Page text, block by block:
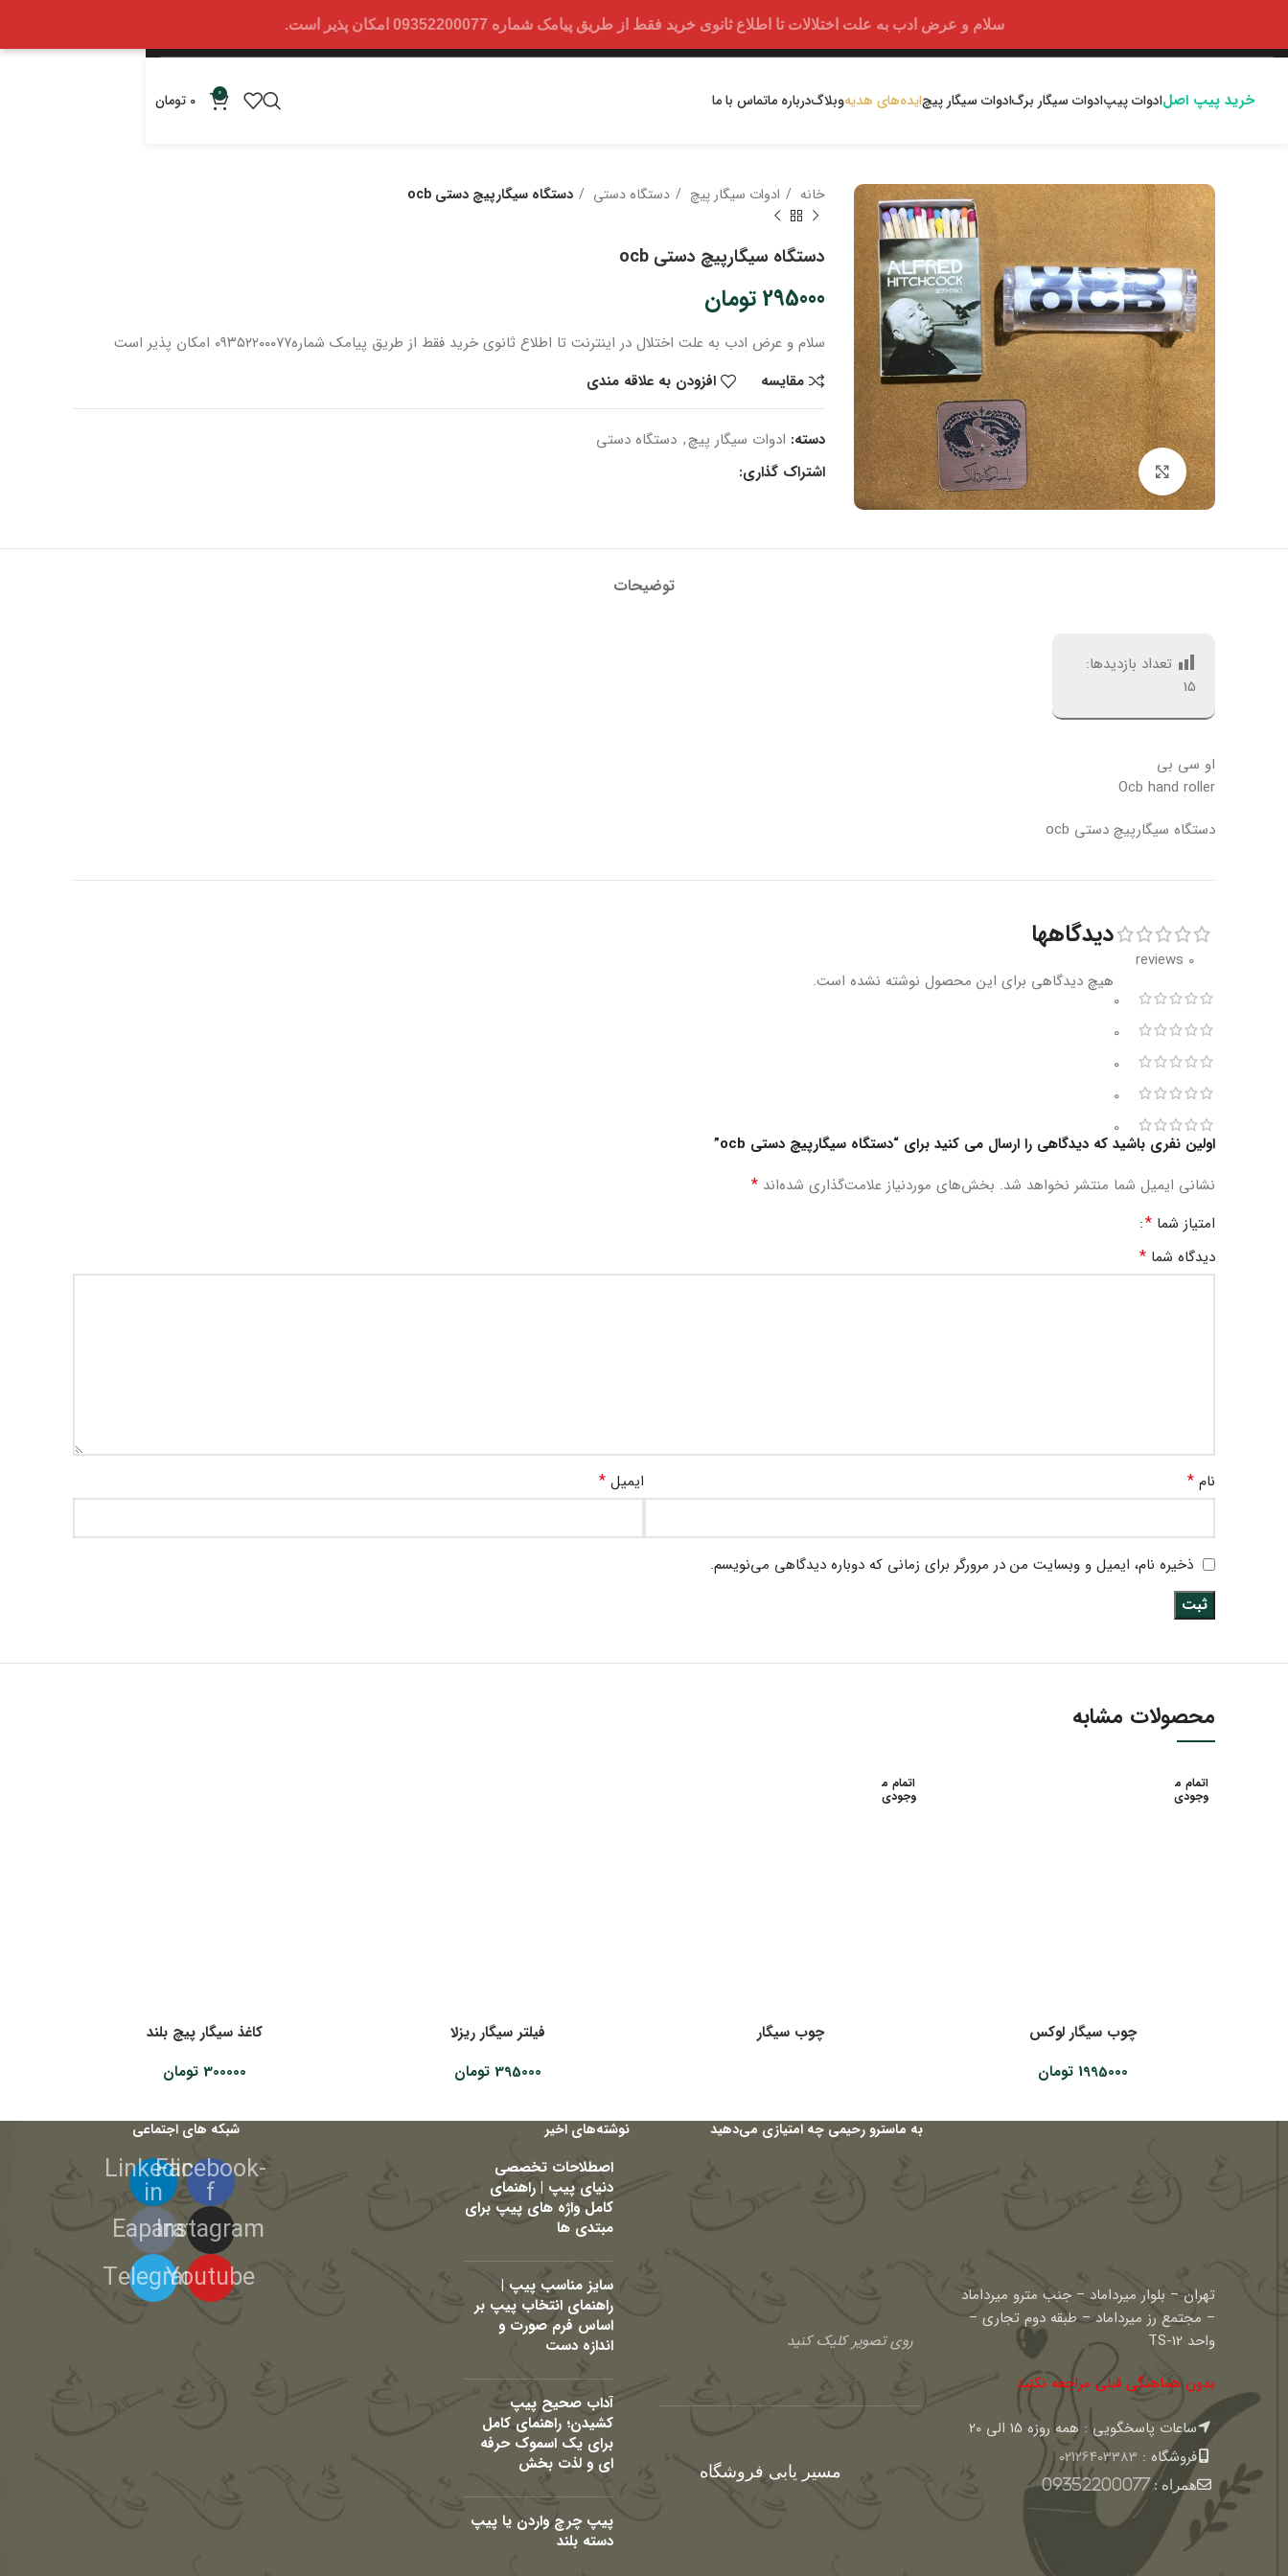
سلام و عرض ادب به علت اختلالات تا اطلاع ثانوی خرید فقط از طریق پیامک شماره 09352200077 امکان پذیر است.
خرید پیپ اصلادوات پیپادوات سیگار برگادوات سیگار پیچایده‌های هدیهوبلاگدرباره ماتماس با ما 0
0 تومان
بزرگنمایی تصویر
خانه ادوات سیگار پیچ دستگاه دستی دستگاه سیگارپیچ دستی ocb
دستگاه سیگارپیچ دستی ocb
295000 تومان
سلام و عرض ادب به علت اختلال در اینترنتتا اطلاع ثانویخریدفقط از طریق پیامک شماره۰۹۳۵۲۲۰۰۰۷۷ امکان پذیر است
مقایسه
افزودن به علاقه مندی
دسته: ادوات سیگار پیچ, دستگاه دستی
اشتراک گذاری:
توضیحات
تعداد بازدیدها:
15
او سی بی
Ocb hand roller
دستگاه سیگارپیچ دستی ocb
0 reviews
0
0
0
0
0
دیدگاهها
هیچ دیدگاهی برای این محصول نوشته نشده است.
اولین نفری باشید که دیدگاهی را ارسال می کنید برای “دستگاه سیگارپیچ دستی ocb”
نشانی ایمیل شما منتشر نخواهد شد. بخش‌های موردنیاز علامت‌گذاری شده‌اند *
امتیاز شما *
دیدگاه شما *
نام * ایمیل *
ذخیره نام، ایمیل و وبسایت من در مرورگر برای زمانی که دوباره دیدگاهی می‌نویسم.
محصولات مشابه
اتمام م
وجودی
چوب سیگار لوکس
1995000 تومان
اتمام م
وجودی
چوب سیگار
فیلتر سیگار ریزلا
395000 تومان
کاغذ سیگار پیچ بلند
300000 تومان
تهران – بلوار میرداماد – جنب مترو میرداماد
– مجتمع رز میرداماد – طبقه دوم تجاری –
واحد TS-12
بدون هماهنگی قبلی مراجعه نکنید
ساعات پاسخگویی : همه روزه 15 الی 20
فروشگاه : 02126403383
همراه :09352200077
به ماسترو رحیمی چه امتیازی می‌دهید
روی تصویر کلیک کنید
مسیر یابی فروشگاه
نوشته‌های اخیر
اصطلاحات تخصصی
دنیای پیپ | راهنمای
کامل واژه های پیپ برای
مبتدی ها
سایز مناسب پیپ |
راهنمای انتخاب پیپ بر
اساس فرم صورت و
اندازه دست
آداب صحیح پیپ
کشیدن؛ راهنمای کامل
برای یک اسموک حرفه
ای و لذت بخش
پیپ چرچ واردن یا پیپ
دسته بلند
شبکه های اجتماعی
Facebook-
f
Linkedin-
in
Instagram
Eaparat
Youtube
Telegram